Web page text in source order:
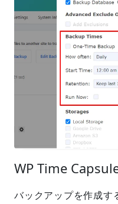
WP Time
バックアップを作成す